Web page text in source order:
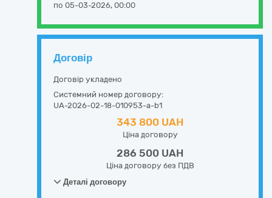
по 05-03-2026, 00:00
Договір
Договір укладено
Системний номер договору:
UA-2026-02-18-010953-a-b1
343 800 UAH
Ціна договору
286 500 UAH
Ціна договору без ПДВ
Деталі договору